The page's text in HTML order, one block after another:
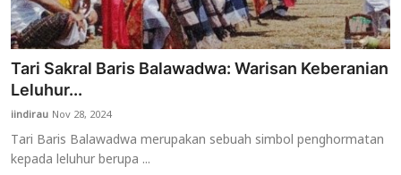
Tari Sakral Baris Balawadwa: Warisan Keberanian
Leluhur...
iindirau Nov 28, 2024
Tari Baris Balawadwa merupakan sebuah simbol penghormatan
kepada leluhur berupa ...